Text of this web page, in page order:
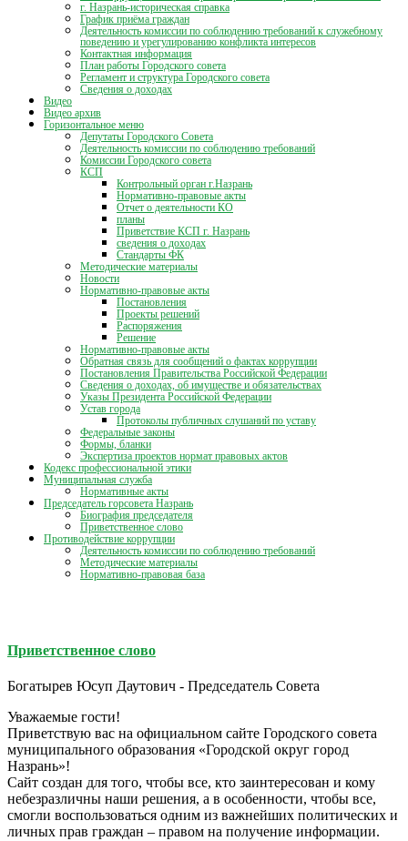
г. Назрань-историческая справка
График приёма граждан
Деятельность комиссии по соблюдению требований к служебному
поведению и урегулированию конфликта интересов
Контактная информация
План работы Городского совета
Регламент и структура Городского совета
Сведения о доходах
Видео
Видео архив
Горизонтальное меню
Депутаты Городского Совета
Деятельность комиссии по соблюдению требований
Комиссии Городского совета
КСП
Контрольный орган г.Назрань
Нормативно-правовые акты
Отчет о деятельности КО
планы
Приветствие КСП г. Назрань
сведения о доходах
Стандарты ФК
Методические материалы
Новости
Нормативно-правовые акты
Постановления
Проекты решений
Распоряжения
Решение
Нормативно-правовые акты
Обратная связь для сообщений о фактах коррупции
Постановления Правительства Российской Федерации
Сведения о доходах, об имуществе и обязательствах
Указы Президента Российской Федерации
Устав города
Протоколы публичных слушаний по уставу
Федеральные законы
Формы, бланки
Экспертиза проектов нормат правовых актов
Кодекс профессиональной этики
Муниципальная служба
Нормативные акты
Председатель горсовета Назрань
Биография председателя
Приветственное слово
Противодействие коррупции
Деятельность комиссии по соблюдению требований
Методические материалы
Нормативно-правовая база
Приветственное слово
Богатырев Юсуп Даутович - Председатель Совета
Уважаемые гости!
Приветствую вас на официальном сайте Городского совета
муниципального образования «Городской округ город
Назрань»!
Сайт создан для того, чтобы все, кто заинтересован и кому
небезразличны наши решения, а в особенности, чтобы все,
смогли воспользоваться одним из важнейших политических и
личных прав граждан – правом на получение информации.